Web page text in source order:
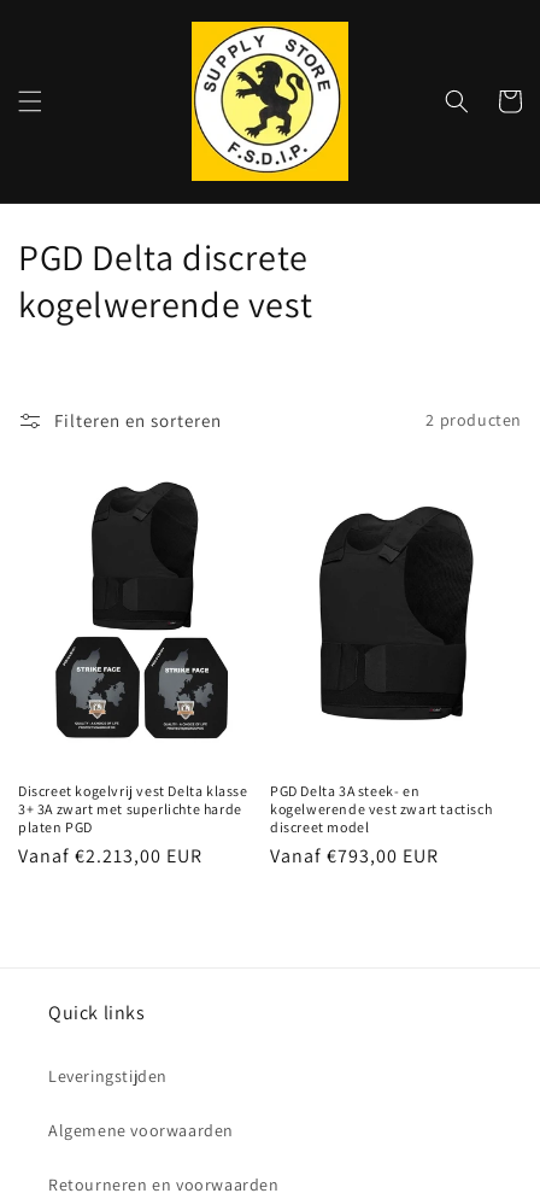
C
o
e
PGD Delta discrete
kogelwerende vest
Filteren en sorteren 2 producten
Discreet kogelvrij vest Delta klasse
3+ 3A zwart met superlichte harde
platen PGD
Normale
Vanaf €2.213,00 EUR
PGD Delta 3A steek- en
kogelwerende vest zwart tactisch
discreet model
Normale
Vanaf €793,00 EUR
Quick links
Leveringstijden
Algemene voorwaarden
Retourneren en voorwaarden